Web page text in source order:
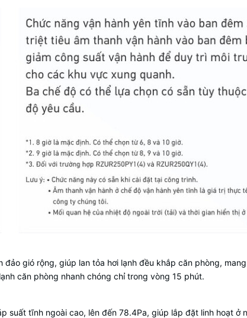
đảo gió rộng, giúp lan tỏa hơi lạnh đều khắp căn phòng,
căn phòng nhanh chóng chỉ trong vòng 15 phút.
suất tĩnh ngoài cao, lên đến 78.4Pa, giúp lắp đặt linh hoạt ở